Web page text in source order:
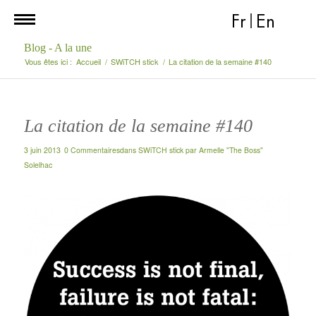
Fr En
Blog - A la une
Vous êtes ici : Accueil / SWiTCH stick / La citation de la semaine #140
La citation de la semaine #140
3 juin 2013 0 Commentairesdans SWiTCH stick par Armelle "The Boss"
Solelhac